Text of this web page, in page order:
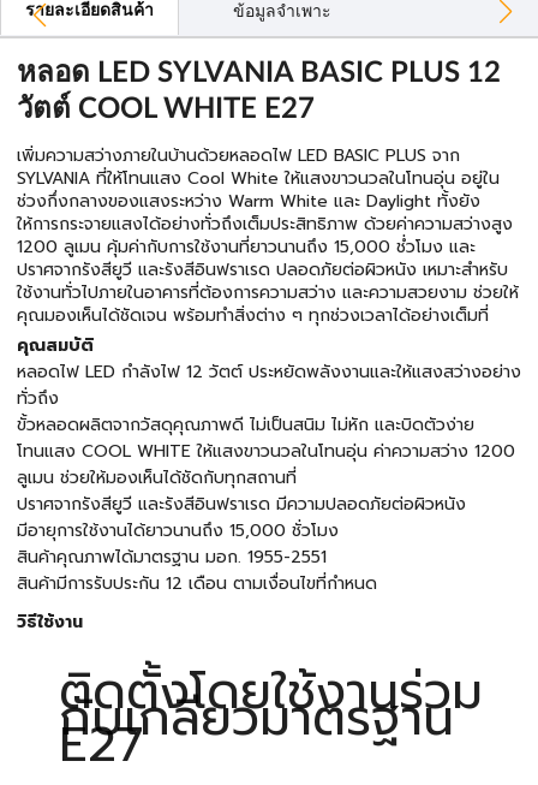
รายละเอียดสินค้า ข้อมูลจำเพาะ
หลอด LED SYLVANIA BASIC PLUS 12
วัตต์ COOL WHITE E27
เพิ่มความสว่างภายในบ้านด้วยหลอดไฟ LED BASIC PLUS จาก
SYLVANIA ที่ให้โทนแสง Cool White ให้แสงขาวนวลในโทนอุ่น อยู่ใน
ช่วงกึ่งกลางของแสงระหว่าง Warm White และ Daylight ทั้งยัง
ให้การกระจายแสงได้อย่างทั่วถึงเต็มประสิทธิภาพ ด้วยค่าความสว่างสูง
1200 ลูเมน คุ้มค่ากับการใช้งานที่ยาวนานถึง 15,000 ชํ่วโมง และ
ปราศจากรังสียูวี และรังสีอินฟราเรด ปลอดภัยต่อผิวหนัง เหมาะสำหรับ
ใช้งานทั่วไปภายในอาคารที่ต้องการความสว่าง และความสวยงาม ช่วยให้
คุณมองเห็นได้ชัดเจน พร้อมทำสิ่งต่าง ๆ ทุกช่วงเวลาได้อย่างเต็มที่
คุณสมบัติ
หลอดไฟ LED กำลังไฟ 12 วัตต์ ประหยัดพลังงานและให้แสงสว่างอย่าง
ทั่วถึง
ขั้วหลอดผลิตจากวัสดุคุณภาพดี ไม่เป็นสนิม ไม่หัก และบิดตัวง่าย
โทนแสง COOL WHITE ให้แสงขาวนวลในโทนอุ่น ค่าความสว่าง 1200
ลูเมน ช่วยให้มองเห็นได้ชัดกับทุกสถานที่
ปราศจากรังสียูวี และรังสีอินฟราเรด มีความปลอดภัยต่อผิวหนัง
มีอายุการใช้งานได้ยาวนานถึง 15,000 ชั่วโมง
สินค้าคุณภาพได้มาตรฐาน มอก. 1955-2551
สินค้ามีการรับประกัน 12 เดือน ตามเงื่อนไขที่กำหนด
วิธีใช้งาน
ติดตั้งโดยใช้งานร่วม
กับเกลียวมาตรฐาน
E27